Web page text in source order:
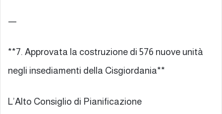
—
**7. Approvata la costruzione di 576 nuove unità
negli insediamenti della Cisgiordania**
L’Alto Consiglio di Pianificazione